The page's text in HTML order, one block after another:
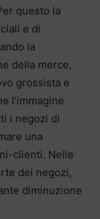
questo la
e di
la
della merce,
grossista e
l’immagine
i negozi di
una
clienti. Nelle
dei negozi,
diminuzione